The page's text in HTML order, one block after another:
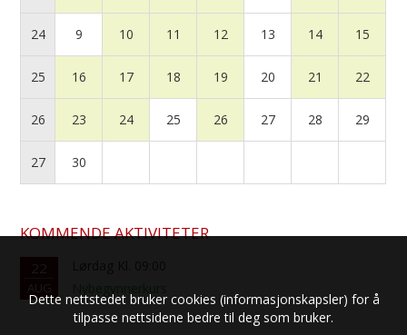
24 9 10 11 12 13 14 15
25 16 17 18 19 20 21 22
26 23 24 25 26 27 28 29
27 30
KOMMENDE AKTIVITETER
22
AUG
Dette nettstedet bruker cookies (informasjonskapsler) for å
tilpasse nettsidene bedre til deg som bruker.